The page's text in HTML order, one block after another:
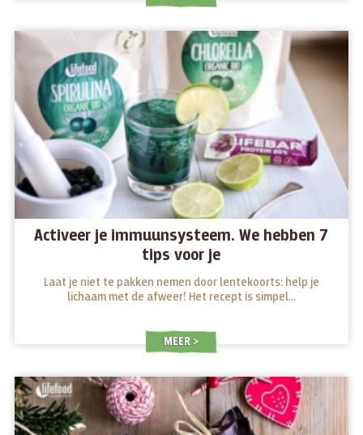
Activeer je immuunsysteem. We hebben 7
tips voor je
Laat je niet te pakken nemen door lentekoorts: help je
lichaam met de afweer! Het recept is simpel…
MEER